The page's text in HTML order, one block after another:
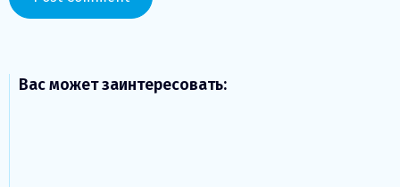
Вас может заинтересовать: